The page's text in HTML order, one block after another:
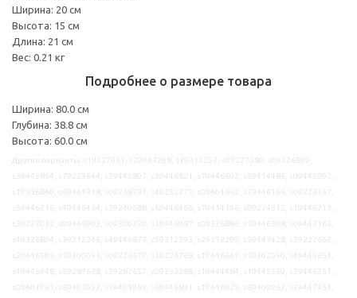
Ширина: 20 см
Высота: 15 см
Длина: 21 см
Вес: 0.21 кг
Подробнее о размере товара
Ширина: 80.0 см
Глубина: 38.8 см
Высота: 60.0 см